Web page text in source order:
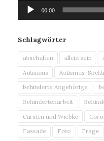
Audio-
Player
00:00
Schlagwörter
abschalten allein sein
Autismus
Autismus-
behinderte Angehörige
Behindertenarbeit
Carsten und Wiebke
Fassade
Foto Frage